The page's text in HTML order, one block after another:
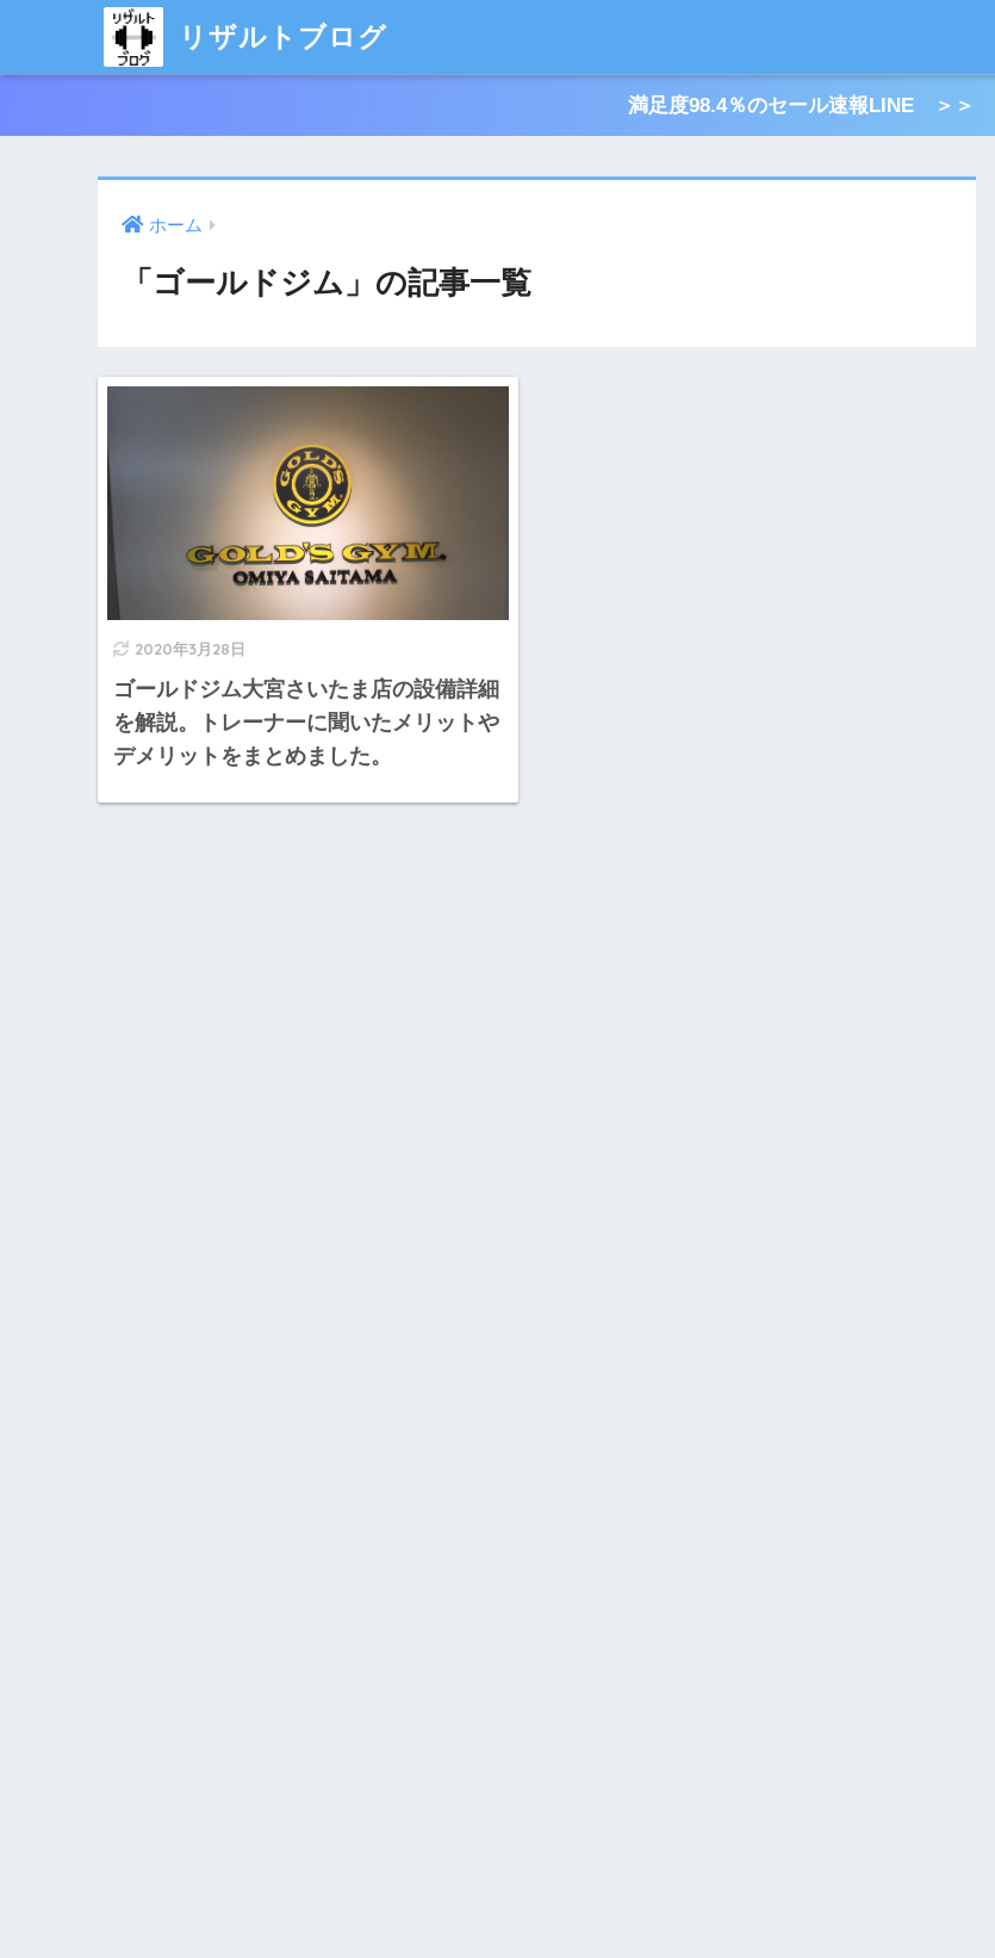
リザルトブログ
満足度98.4％のセール速報LINE ＞＞
ホーム
「ゴールドジム」の記事一覧
2020年3月28日
ゴールドジム大宮さいたま店の設備詳細
を解説。トレーナーに聞いたメリットや
デメリットをまとめました。